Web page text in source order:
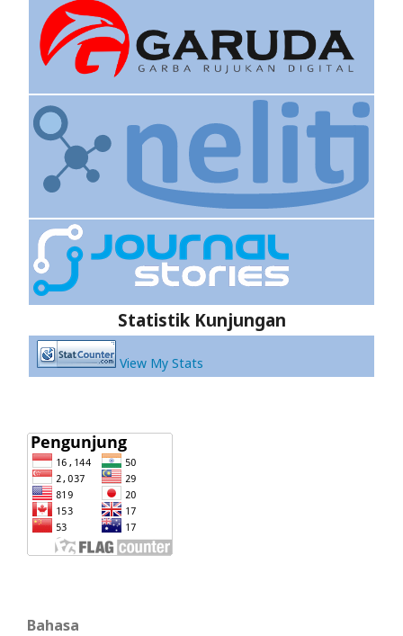
Statistik Kunjungan
View My Stats
Bahasa